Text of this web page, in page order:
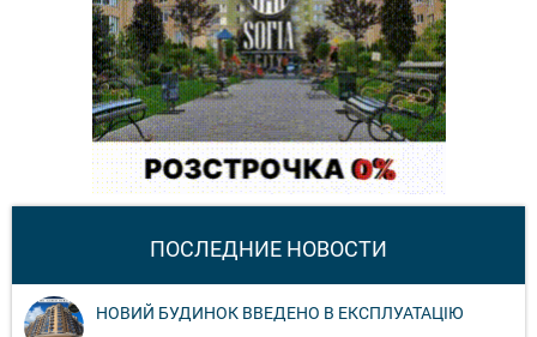
ПОСЛЕДНИЕ НОВОСТИ
НОВИЙ БУДИНОК ВВЕДЕНО В ЕКСПЛУАТАЦІЮ